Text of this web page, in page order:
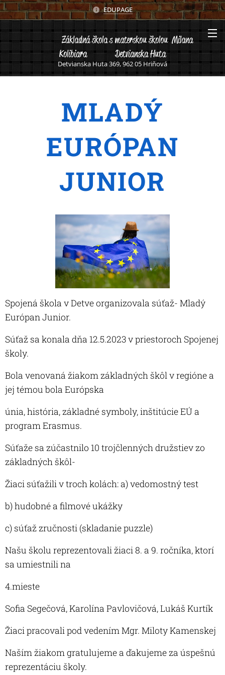
EDUPAGE
Základná škola s materskou školou Milana
Kolibiara Detvianska Huta
Detvianska Huta 369, 962 05 Hriňová
MLADÝ
EURÓPAN
JUNIOR
Spojená škola v Detve organizovala súťaž- Mladý
Európan Junior.
Súťaž sa konala dňa 12.5.2023 v priestoroch Spojenej
školy.
Bola venovaná žiakom základných škôl v regióne a
jej témou bola Európska
únia, história, základné symboly, inštitúcie EÚ a
program Erasmus.
Súťaže sa zúčastnilo 10 trojčlenných družstiev zo
základných škôl-
Žiaci súťažili v troch kolách: a) vedomostný test
b) hudobné a filmové ukážky
c) súťaž zručnosti (skladanie puzzle)
Našu školu reprezentovali žiaci 8. a 9. ročníka, ktorí
sa umiestnili na
4.mieste
Sofia Segečová, Karolína Pavlovičová, Lukáš Kurtík
Žiaci pracovali pod vedením Mgr. Miloty Kamenskej
Naším žiakom gratulujeme a ďakujeme za úspešnú
reprezentáciu školy.